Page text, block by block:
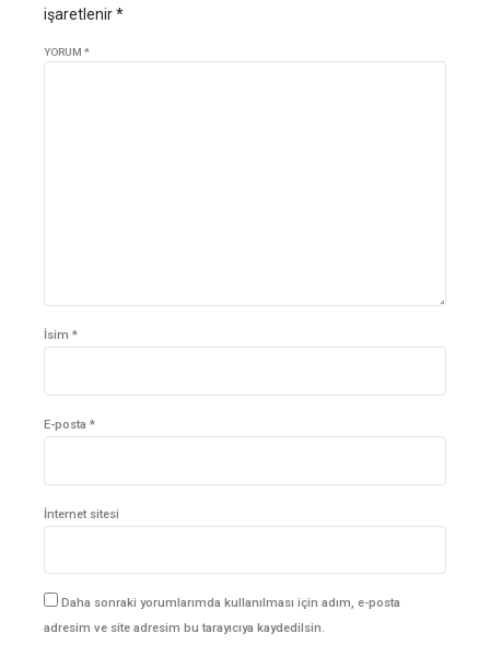
işaretlenir *
YORUM *
İsim *
E-posta *
İnternet sitesi
Daha sonraki yorumlarımda kullanılması için adım, e-posta
adresim ve site adresim bu tarayıcıya kaydedilsin.